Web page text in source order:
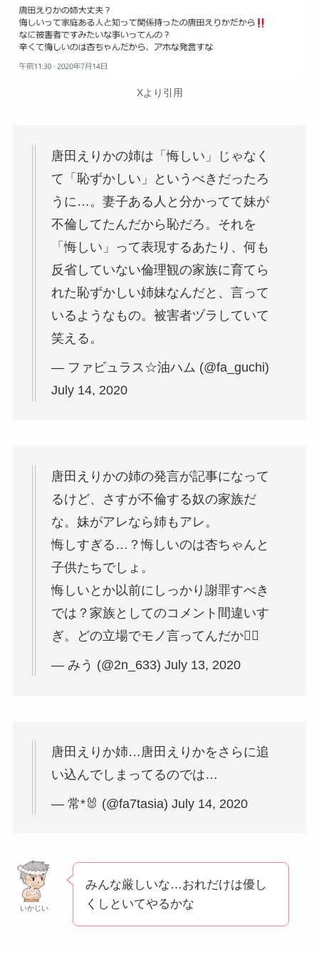
Xより引用
唐田えりかの姉は「悔しい」じゃなく
て「恥ずかしい」というべきだったろ
うに…。妻子ある人と分かってて妹が
不倫してたんだから恥だろ。それを
「悔しい」って表現するあたり、何も
反省していない倫理観の家族に育てら
れた恥ずかしい姉妹なんだと、言って
いるようなもの。被害者ヅラしていて
笑える。
— ファビュラス☆油ハム (@fa_guchi)
July 14, 2020
唐田えりかの姉の発言が記事になって
るけど、さすが不倫する奴の家族だ
な。妹がアレなら姉もアレ。
悔しすぎる…？悔しいのは杏ちゃんと
子供たちでしょ。
悔しいとか以前にしっかり謝罪すべき
では？家族としてのコメント間違いす
ぎ。どの立場でモノ言ってんだか🤷‍♀️
— みう (@2n_633) July 13, 2020
唐田えりか姉…唐田えりかをさらに追
い込んでしまってるのでは…
— 常*🐰 (@fa7tasia) July 14, 2020
いかじい
みんな厳しいな…おれだけは優し
くしといてやるかな